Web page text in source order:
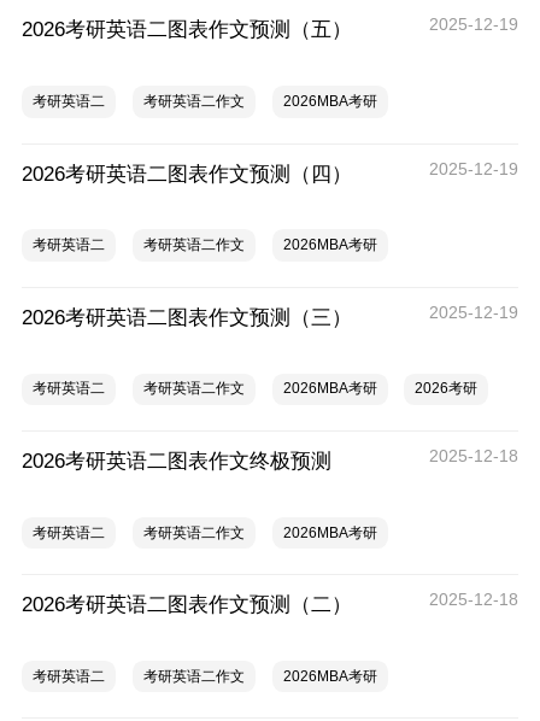
2026考研英语二图表作文预测（五） 2025-12-19
考研英语二 考研英语二作文 2026MBA考研
2026考研英语二图表作文预测（四） 2025-12-19
考研英语二 考研英语二作文 2026MBA考研
2026考研英语二图表作文预测（三） 2025-12-19
考研英语二 考研英语二作文 2026MBA考研 2026考研
2026考研英语二图表作文终极预测 2025-12-18
考研英语二 考研英语二作文 2026MBA考研
2026考研英语二图表作文预测（二） 2025-12-18
考研英语二 考研英语二作文 2026MBA考研